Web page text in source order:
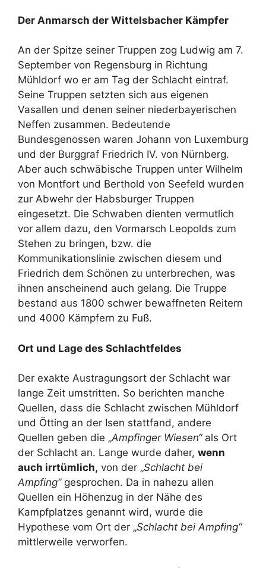
Der Anmarsch der Wittelsbacher Kämpfer
An der Spitze seiner Truppen zog Ludwig am 7.
September von Regensburg in Richtung
Mühldorf wo er am Tag der Schlacht eintraf.
Seine Truppen setzten sich aus eigenen
Vasallen und denen seiner niederbayerischen
Neffen zusammen. Bedeutende
Bundesgenossen waren Johann von Luxemburg
und der Burggraf Friedrich IV. von Nürnberg.
Aber auch schwäbische Truppen unter Wilhelm
von Montfort und Berthold von Seefeld wurden
zur Abwehr der Habsburger Truppen
eingesetzt. Die Schwaben dienten vermutlich
vor allem dazu, den Vormarsch Leopolds zum
Stehen zu bringen, bzw. die
Kommunikationslinie zwischen diesem und
Friedrich dem Schönen zu unterbrechen, was
ihnen anscheinend auch gelang. Die Truppe
bestand aus 1800 schwer bewaffneten Reitern
und 4000 Kämpfern zu Fuß.
Ort und Lage des Schlachtfeldes
Der exakte Austragungsort der Schlacht war
lange Zeit umstritten. So berichten manche
Quellen, dass die Schlacht zwischen Mühldorf
und Ötting an der Isen stattfand, andere
Quellen geben die „Ampfinger Wiesen“als Ort
der Schlacht an. Lange wurde daher, wenn
auch irrtümlich, von der „Schlacht bei
Ampfing“ gesprochen. Da in nahezu allen
Quellen ein Höhenzug in der Nähe des
Kampfplatzes genannt wird, wurde die
Hypothese vom Ort der „Schlacht bei Ampfing“
mittlerweile verworfen.